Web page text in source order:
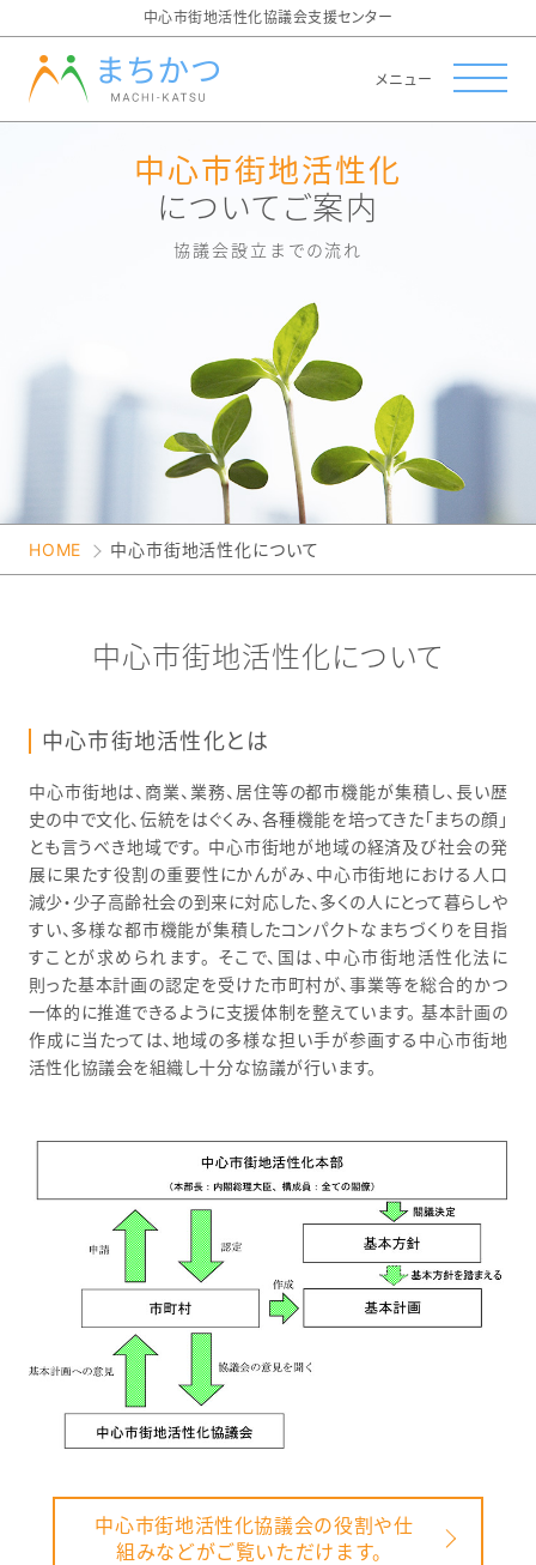
中心市街地活性化協議会支援センター
メニュー
中心市街地活性化
についてご案内
協議会設立までの流れ
HOME 中心市街地活性化について
中心市街地活性化について
中心市街地活性化とは
中心市街地は、商業、業務、居住等の都市機能が集積し、長い歴
史の中で文化、伝統をはぐくみ、各種機能を培ってきた「まちの顔」
とも言うべき地域です。 中心市街地が地域の経済及び社会の発
展に果たす役割の重要性にかんがみ、中心市街地における人口
減少・少子高齢社会の到来に対応した、多くの人にとって暮らしや
すい、多様な都市機能が集積したコンパクトなまちづくりを目指
すことが求められます。 そこで、国は、中心市街地活性化法に
則った基本計画の認定を受けた市町村が、事業等を総合的かつ
一体的に推進できるように支援体制を整えています。 基本計画の
作成に当たっては、地域の多様な担い手が参画する中心市街地
活性化協議会を組織し十分な協議が行います。
中心市街地活性化協議会の役割や仕
組みなどがご覧いただけます。